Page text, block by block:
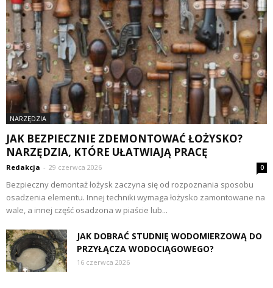
NARZĘDZIA
JAK BEZPIECZNIE ZDEMONTOWAĆ ŁOŻYSKO?
NARZĘDZIA, KTÓRE UŁATWIAJĄ PRACĘ
Redakcja - 29 czerwca 2026 0
Bezpieczny demontaż łożysk zaczyna się od rozpoznania sposobu
osadzenia elementu. Innej techniki wymaga łożysko zamontowane na
wale, a innej część osadzona w piaście lub...
JAK DOBRAĆ STUDNIĘ WODOMIERZOWĄ DO
PRZYŁĄCZA WODOCIĄGOWEGO?
16 czerwca 2026